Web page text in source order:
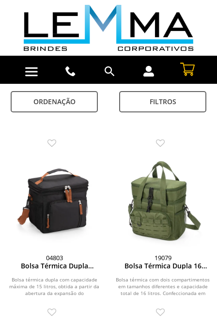
ORDENAÇÃO FILTROS
04803
Bolsa Térmica Dupla
Bolsa térmica dupla com capacidade
máxima de 15 litros, obtida a partir da
abertura da expansão do
19079
Bolsa Térmica Dupla 16
Bolsa térmica com dois compartimentos
em tamanhos diferentes e capacidade
total de 16 litros. Confeccionada em